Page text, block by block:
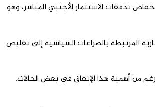
تدفقات الاستثمار الأجنبي المباشر، وهو
المرتبطة بالصراعات السياسية إلى تقليص
من أهمية هذا الإنفاق في بعض الحالات،